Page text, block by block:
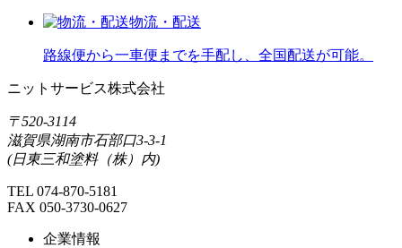
物流・配送
路線便から一車便までを手配し、全国配送が可能。
ニットサービス株式会社
〒520-3114
滋賀県湖南市石部口3-3-1
(日東三和塗料（株）内)
TEL 074-870-5181
FAX 050-3730-0627
企業情報